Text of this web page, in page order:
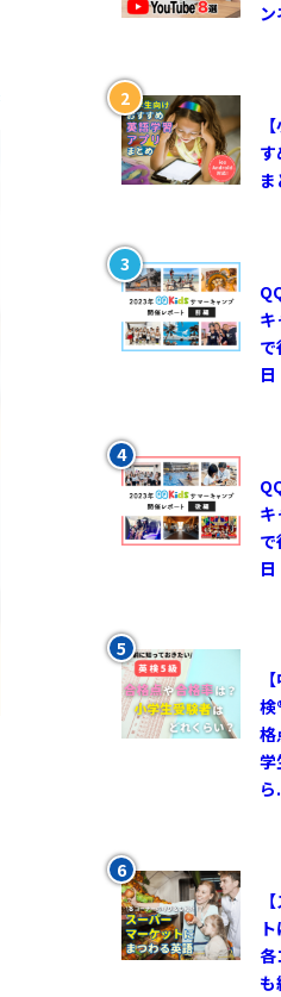
す
検
格
学
ら
も